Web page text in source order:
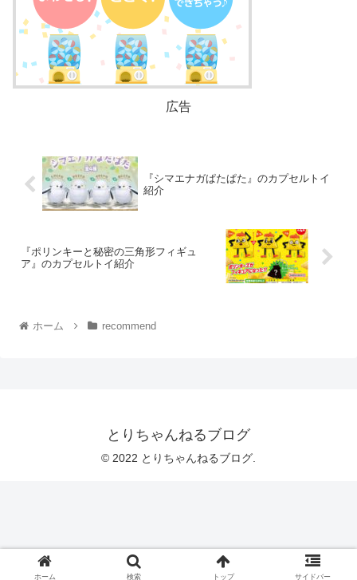
広告
『シマエナガぱたぱた』のカプセルトイ
紹介
『ポリンキーと秘密の三角形フィギュ
ア』のカプセルトイ紹介
ホーム recommend
とりちゃんねるブログ
© 2022 とりちゃんねるブログ.
ホーム 検索 トップ サイドバー